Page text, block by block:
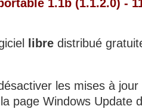
1.1b (1.1.2.0) -
libre distribué
les mises à
page Windows Update